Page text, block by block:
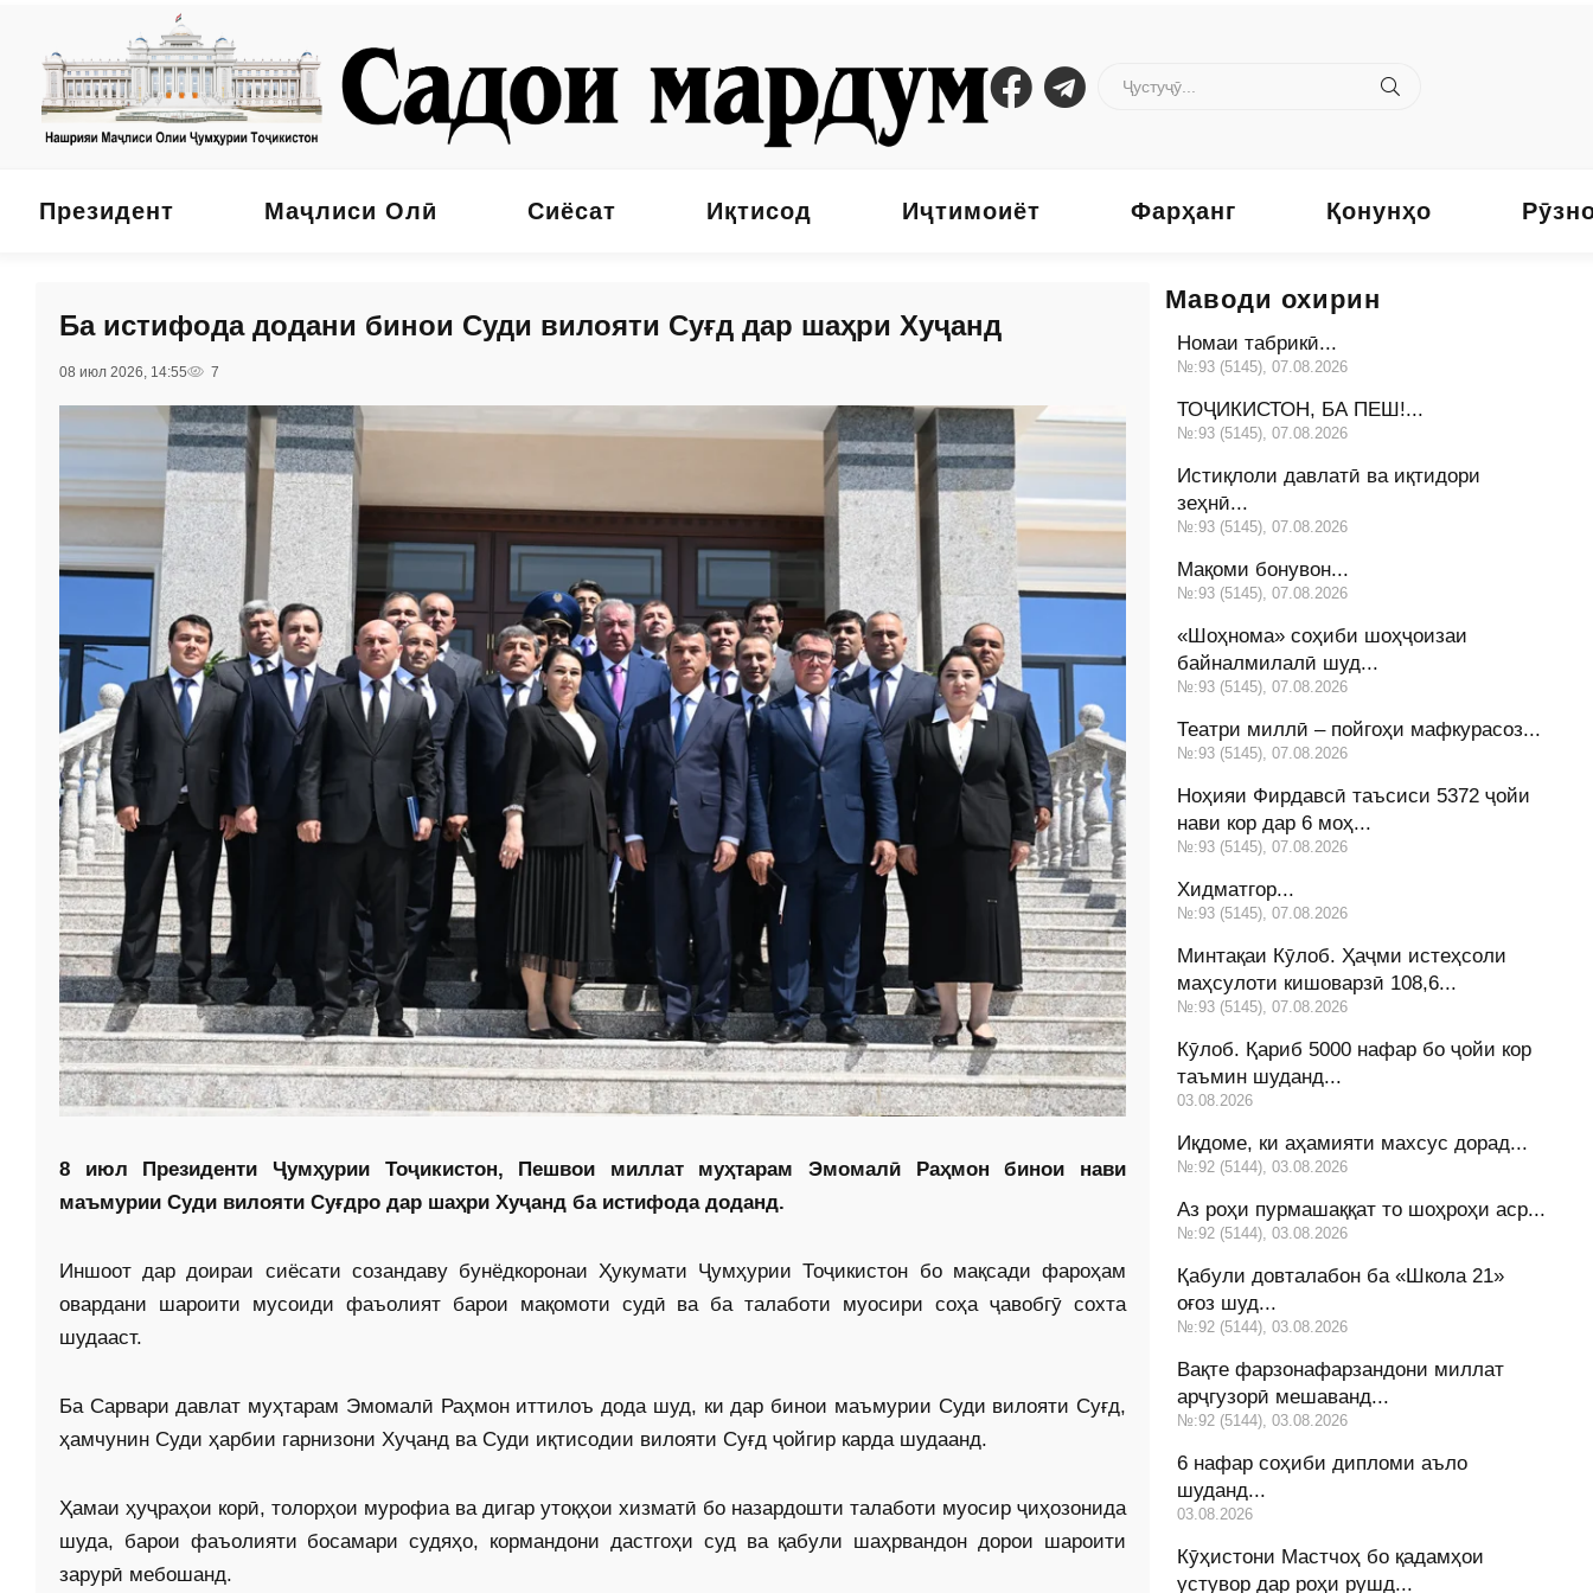
Президент Маҷлиси Олӣ Сиёсат Иқтисод Иҷтимоиёт Фарҳанг Қонунҳо
Ба истифода додани бинои Суди вилояти Суғд дар шаҳри Хуҷанд
08 июл 2026, 14:55 7
8 июл Президенти Ҷумҳурии Тоҷикистон, Пешвои миллат муҳтарам Эмомалӣ Раҳмон бинои нави
маъмурии Суди вилояти Суғдро дар шаҳри Хуҷанд ба истифода доданд.
Иншоот дар доираи сиёсати созандаву бунёдкоронаи Ҳукумати Ҷумҳурии Тоҷикистон бо мақсади фароҳам
овардани шароити мусоиди фаъолият барои мақомоти судӣ ва ба талаботи муосири соҳа ҷавобгӯ сохта
шудааст.
Ба Сарвари давлат муҳтарам Эмомалӣ Раҳмон иттилоъ дода шуд, ки дар бинои маъмурии Суди вилояти Суғд,
ҳамчунин Суди ҳарбии гарнизони Хуҷанд ва Суди иқтисодии вилояти Суғд ҷойгир карда шудаанд.
Ҳамаи ҳуҷраҳои корӣ, толорҳои мурофиа ва дигар утоқҳои хизматӣ бо назардошти талаботи муосир ҷиҳозонида
шуда, барои фаъолияти босамари судяҳо, кормандони дастгоҳи суд ва қабули шаҳрвандон дорои шароити
зарурӣ мебошанд.
Маводи охирин
Номаи табрикӣ...
№:93 (5145), 07.08.2026
ТОҶИКИСТОН, БА ПЕШ!...
№:93 (5145), 07.08.2026
Истиқлоли давлатӣ ва иқтидори
зеҳнӣ...
№:93 (5145), 07.08.2026
Мақоми бонувон...
№:93 (5145), 07.08.2026
«Шоҳнома» соҳиби шоҳҷоизаи
байналмилалӣ шуд...
№:93 (5145), 07.08.2026
Театри миллӣ – пойгоҳи мафкурасоз...
№:93 (5145), 07.08.2026
Ноҳияи Фирдавсӣ таъсиси 5372 ҷойи
нави кор дар 6 моҳ...
№:93 (5145), 07.08.2026
Хидматгор...
№:93 (5145), 07.08.2026
Минтақаи Кӯлоб. Ҳаҷми истеҳсоли
маҳсулоти кишоварзӣ 108,6...
№:93 (5145), 07.08.2026
Кӯлоб. Қариб 5000 нафар бо ҷойи кор
таъмин шуданд...
03.08.2026
Иқдоме, ки аҳамияти махсус дорад...
№:92 (5144), 03.08.2026
Аз роҳи пурмашаққат то шоҳроҳи аср...
№:92 (5144), 03.08.2026
Қабули довталабон ба «Школа 21»
оғоз шуд...
№:92 (5144), 03.08.2026
Вақте фарзонафарзандони миллат
арҷгузорӣ мешаванд...
№:92 (5144), 03.08.2026
6 нафар соҳиби дипломи аъло
шуданд...
03.08.2026
Кӯҳистони Мастчоҳ бо қадамҳои
устувор дар роҳи рушд...